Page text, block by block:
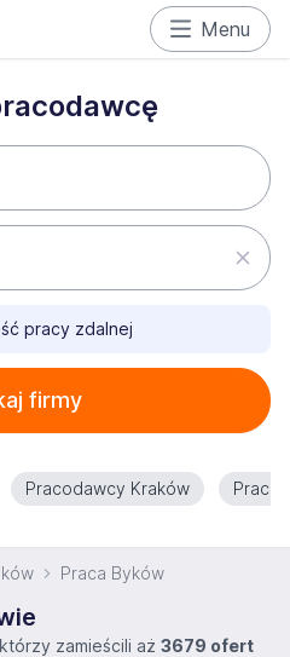
Menu
pracy zdalnej
firmy
Pracodawcy Kraków
Praca Byków
którzy zamieścili aż 3679 ofert